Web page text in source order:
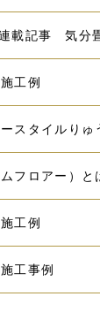
載記事 気分
工例
スタイルりゅ
フロアー）と
工例
工事例